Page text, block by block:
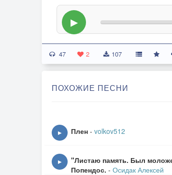
▶
47 2 107
ПОХОЖИЕ ПЕСНИ
▶ Плен - volkov512
▶
"Листаю память. Был
Попендос. - Осидак Алексей